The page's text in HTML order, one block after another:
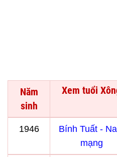
Năm
sinh
Xem tuổi
1946
Bính Tuất -
mạng